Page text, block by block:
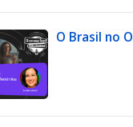
O Brasil no